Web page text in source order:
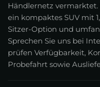
Händlernetz vermarktet.
ein kompaktes SUV mit
Sitzer-Option und
Sprechen Sie uns bei
prüfen Verfügbarkeit,
Probefahrt sowie